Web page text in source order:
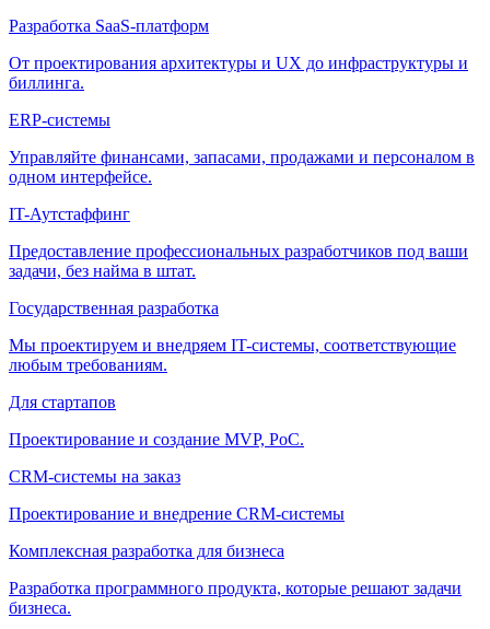
Разработка SaaS-платформ
От проектирования архитектуры и UX до инфраструктуры и
биллинга.
ERP-системы
Управляйте финансами, запасами, продажами и персоналом в
одном интерфейсе.
IT-Аутстаффинг
Предоставление профессиональных разработчиков под ваши
задачи, без найма в штат.
Государственная разработка
Мы проектируем и внедряем IT-системы, соответствующие
любым требованиям.
Для стартапов
Проектирование и создание MVP, PoC.
CRM-системы на заказ
Проектирование и внедрение CRM-системы
Комплексная разработка для бизнеса
Разработка программного продукта, которые решают задачи
бизнеса.